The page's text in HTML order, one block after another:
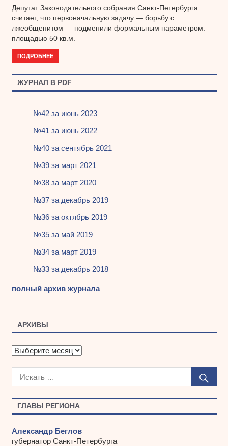
ГЛАВЫ РЕГИОНА
Александр Беглов
губернатор Санкт-Петербурга
Депутат Законодательного собрания Санкт-Петербурга
считает, что первоначальную задачу — борьбу с
лжеобщепитом — подменили формальным параметром:
площадью 50 кв.м.
ПОДРОБНЕЕ
ЖУРНАЛ В PDF
№42 за июнь 2023
№41 за июнь 2022
№40 за сентябрь 2021
№39 за март 2021
№38 за март 2020
№37 за декабрь 2019
№36 за октябрь 2019
№35 за май 2019
№34 за март 2019
№33 за декабрь 2018
полный архив журнала
АРХИВЫ
А
х
ы